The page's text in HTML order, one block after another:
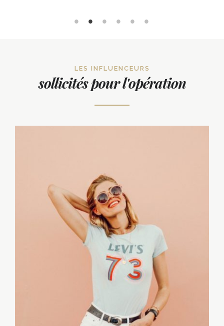
LES INFLUENCEURS
sollicités pour l'opération